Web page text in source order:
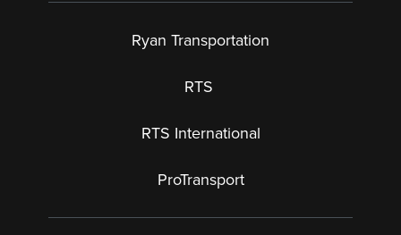
Ryan Transportation
RTS
RTS International
ProTransport